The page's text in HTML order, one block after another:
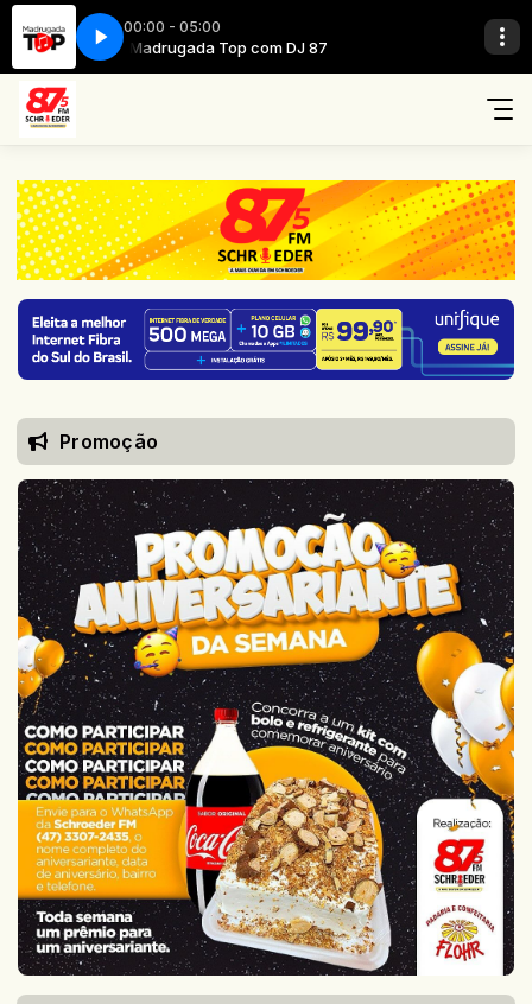
00:00 - 05:00
Madrugada Top com DJ 87
Promoção